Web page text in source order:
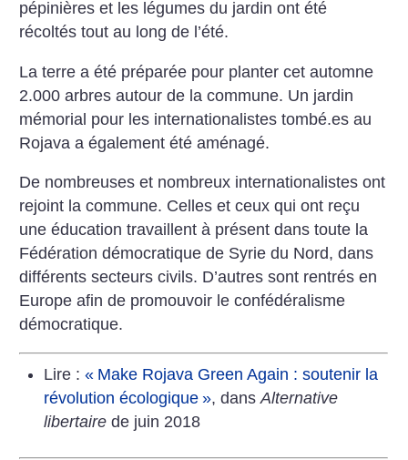
pépinières et les légumes du jardin ont été
récoltés tout au long de l’été.
La terre a été préparée pour planter cet automne
2.000 arbres autour de la commune. Un jardin
mémorial pour les internationalistes tombé.es au
Rojava a également été aménagé.
De nombreuses et nombreux internationalistes ont
rejoint la commune. Celles et ceux qui ont reçu
une éducation travaillent à présent dans toute la
Fédération démocratique de Syrie du Nord, dans
différents secteurs civils. D’autres sont rentrés en
Europe afin de promouvoir le confédéralisme
démocratique.
Lire : « Make Rojava Green Again : soutenir la
révolution écologique », dans Alternative
libertairede juin 2018